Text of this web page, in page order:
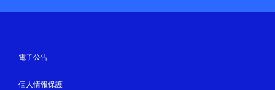
電子公告
個人情報保護